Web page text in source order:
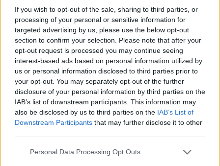
If you wish to opt-out of the sale, sharing to third parties, or
processing of your personal or sensitive information for
targeted advertising by us, please use the below opt-out
section to confirm your selection. Please note that after your
opt-out request is processed you may continue seeing
interest-based ads based on personal information utilized by
us or personal information disclosed to third parties prior to
your opt-out. You may separately opt-out of the further
disclosure of your personal information by third parties on the
IAB’s list of downstream participants. This information may
also be disclosed by us to third parties on the IAB’s List of
Downstream Participants that may further disclose it to other
Personal Data Processing Opt Outs
αποτελεσματικής ψηφιακής εμπειρίας, οι ομάδες
πληροφορικής (IT) πρέπει όχι μόνο να
διασφαλίσουν ότι τα δίκτυά τους είναι εξοπλισμένα
για να δεχτούν τις αναδυόμενες τεχνολογίες, αλλά
παράλληλα ότι είναι σε θέση να ανταποκριθούν στις
απαιτήσεις συνδεσιμότητας του δικτύου φοιτητών
και του προσωπικού.
Αυτό απαιτεί επενδύσεις σε μια εποχή που το
λειτουργικό κόστος των Οργανισμών θα αυξηθεί
αισθητά. Τα πανεπιστήμια, ιστορικά, δε διστάζουν
να επενδύσουν σε ακριβές τεχνολογίες και να
δημιουργήσουν δίκτυα που βασίζονται στη νέα